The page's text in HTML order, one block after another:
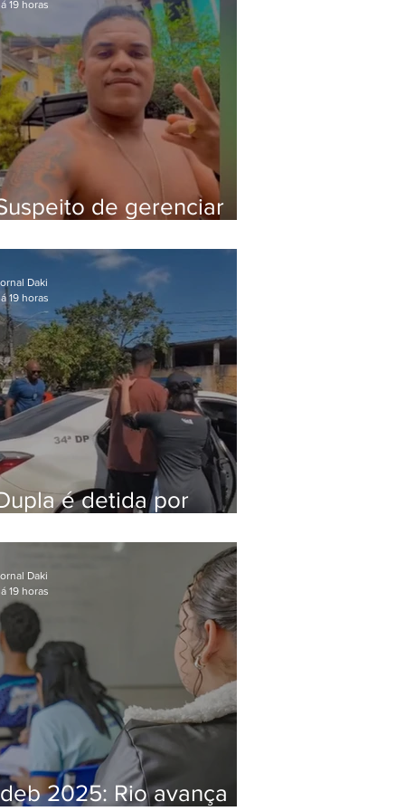
de gerenciar
meses foragido
19 horas
é detida por
silvestres em
Daki
19 horas
2025: Rio avança
Daki
19 horas